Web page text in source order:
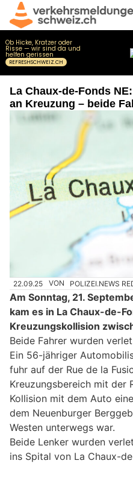
La Chaux-de-Fonds
an Kreuzung – beide
22.09.25 VON POLIZEI.NEWS
Am Sonntag, 21.
kam es in La Chaux-de-
Kreuzungskollision
Beide Fahrer wurden
Ein 56-jähriger
fuhr auf der Rue de la
Kreuzungsbereich mit der
Kollision mit dem Auto
dem Neuenburger
Westen unterwegs war.
Beide Lenker wurden
ins Spital von La Chaux-